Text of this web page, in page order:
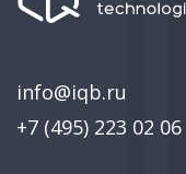
info@iqb.ru
+7 (495) 223 02 06